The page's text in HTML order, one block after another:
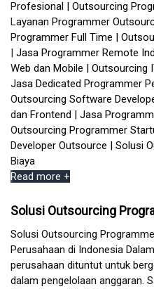
Read more +
Solusi Outsourcing
Solusi Outsourcing
Perusahaan di Indonesia
perusahaan dituntut untuk
dalam pengelolaan anggaran.